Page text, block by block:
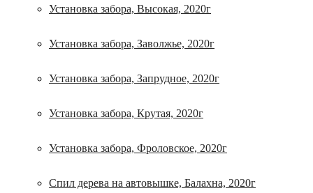
Установка забора, Высокая, 2020г
Установка забора, Заволжье, 2020г
Установка забора, Запрудное, 2020г
Установка забора, Крутая, 2020г
Установка забора, Фроловское, 2020г
Спил дерева на автовышке, Балахна, 2020г